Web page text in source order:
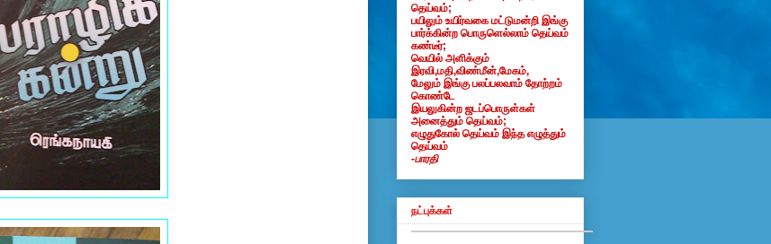
தெய்வம்;
பயிலும் உயிர்வகை மட்டுமன்றி இங்கு
பார்க்கின்ற பொருளெல்லாம் தெய்வம்
கண்டீர்;
வெயில் அளிக்கும்
இரவி,மதி,விண்மீன்,மேகம்,
மேலும் இங்கு பலப்பலவாம் தோற்றம்
கொண்டே
இயலுகின்ற ஜடப்பொருள்கள்
அனைத்தும் தெய்வம்;
எழுதுகோல் தெய்வம் இந்த எழுத்தும்
தெய்வம்
-பாரதி
நட்புக்கள்